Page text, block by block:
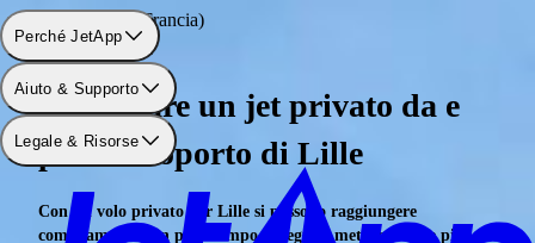
Perché JetApp
Aiuto & Supporto
Legale & Risorse
Aeroporto: Lilla (Francia)
Noleggiare un jet privato da e
per l’aeroporto di Lille
Con un volo privato per Lille si possono raggiungere
comodamente e in poco tempo le regioni metropolitane più